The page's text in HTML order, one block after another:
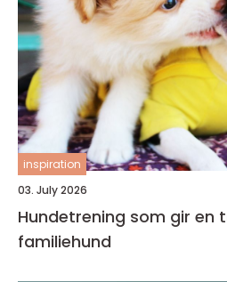
inspiration
03. July 2026
Hundetrening som gir en
familiehund